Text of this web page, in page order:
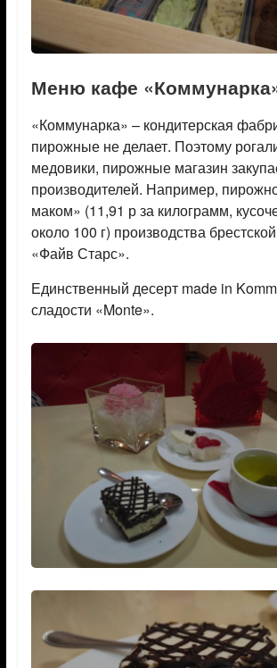
Меню кафе
«Коммунарка» – кондитерская
пирожные не делает. Поэтому
медовики, пирожные магазин
производителей. Например,
маком» (11,91 р за килограмм,
около 100 г) производства
«Файв Старс».
Единственный десерт made in
сладости «Monte».